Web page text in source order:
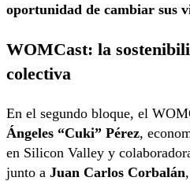
oportunidad de cambiar sus
WOMCast: la
colectiva
En el segundo bloque, el
Ángeles “Cuki” Pérez,
en Silicon Valley y
junto a Juan Carlos Corbalán